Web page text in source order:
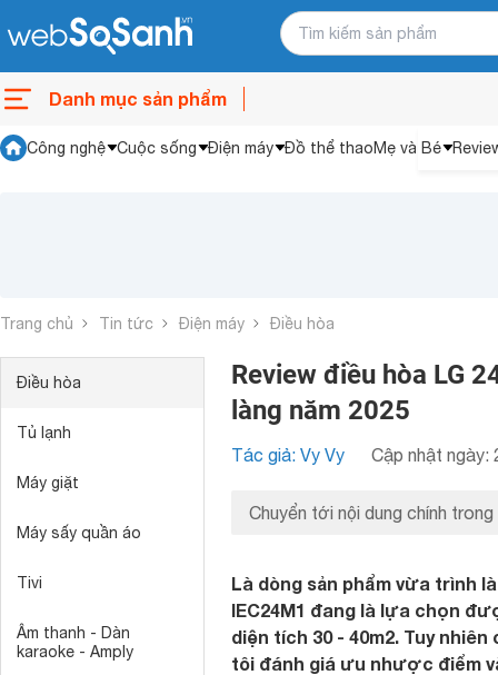
Danh mục sản phẩm
Công nghệ Cuộc sống Điện máy Đồ thể thaoMẹ và Bé
Trang chủ Tin tức Điện máy Điều hòa
Điều hòa
Tủ lạnh
Máy giặt
Máy sấy quần áo
Tivi
Âm thanh - Dàn
karaoke - Amply
Review điều hòa LG
làng năm 2025
Tác giả: Vy Vy Cập nhật ngày:
Chuyển tới nội dung chính trong
Là dòng sản phẩm vừa trình
IEC24M1 đang là lựa chọn
diện tích 30 - 40m2. Tuy
tôi đánh giá ưu nhược điểm